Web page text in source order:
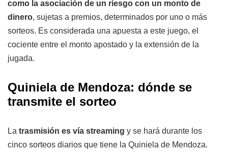
como la asociación de un riesgo con un monto de
dinero, sujetas a premios, determinados por uno o más
sorteos. Es considerada una apuesta a este juego, el
cociente entre el monto apostado y la extensión de la
jugada.
Quiniela de Mendoza: dónde se
transmite el sorteo
La trasmisión es vía streaming y se hará durante los
cinco sorteos diarios que tiene la Quiniela de Mendoza.